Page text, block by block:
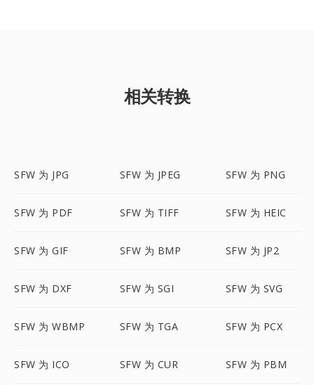
相关转换
SFW 为 JPG SFW 为 JPEG SFW 为 PNG
SFW 为 PDF SFW 为 TIFF SFW 为 HEIC
SFW 为 GIF SFW 为 BMP SFW 为 JP2
SFW 为 DXF SFW 为 SGI SFW 为 SVG
SFW 为 WBMP SFW 为 TGA SFW 为 PCX
SFW 为 ICO SFW 为 CUR SFW 为 PBM